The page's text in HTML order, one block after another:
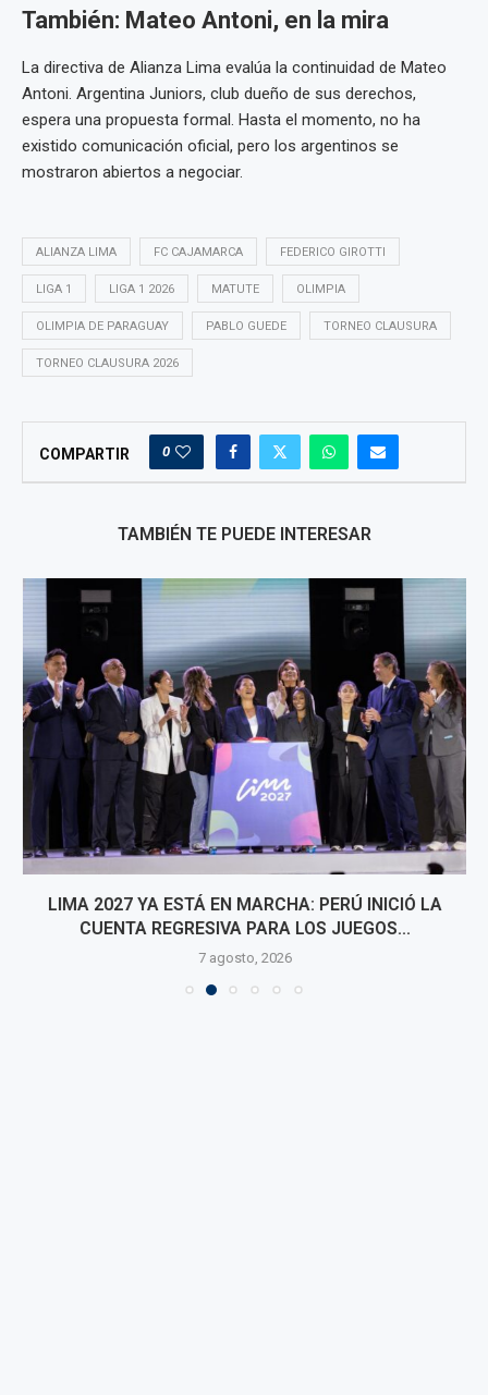
También: Mateo Antoni, en la mira
La directiva de Alianza Lima evalúa la continuidad de Mateo
Antoni. Argentina Juniors, club dueño de sus derechos,
espera una propuesta formal. Hasta el momento, no ha
existido comunicación oficial, pero los argentinos se
mostraron abiertos a negociar.
ALIANZA LIMA FC CAJAMARCA FEDERICO GIROTTI
LIGA 1 LIGA 1 2026 MATUTE OLIMPIA
OLIMPIA DE PARAGUAY PABLO GUEDE TORNEO CLAUSURA
TORNEO CLAUSURA 2026
COMPARTIR 0
TAMBIÉN TE PUEDE INTERESAR
LIMA 2027 YA ESTÁ EN MARCHA: PERÚ INICIÓ LA
CUENTA REGRESIVA PARA LOS JUEGOS...
7 agosto, 2026